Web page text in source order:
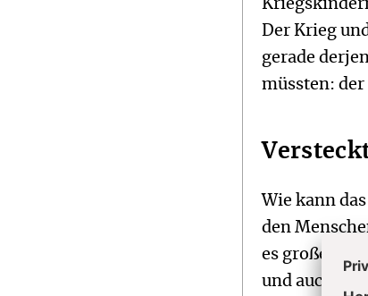
Der Krieg
gerade
müssten: der
Wie kann
den
es große
und auch im